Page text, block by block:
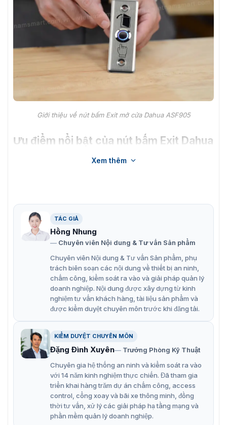
Giới thiệu về nút bấm Exit mở cửa Dahua ASF905
Ưu điểm nổi bật của nút bấm Exit Dahua
giản trong thiết kế và dễ dàng bảo trì, vì vậy việc kiểm
tra và bảo trì hệ thống an toàn có thể được thực hiện
một cách dễ dàng và nhanh chóng.
Thiết kế với mạch chuyên nghiệp, loại bỏ các lỗi cơ
học có thể xảy ra.
Đã trải qua kiểm tra độ bền 500.000 lần
Vận hành liên tục 24/24 mà không gặp sự cố, giảm
thiểu việc bảo trì và sửa chữa.
tương thích với nhiều loại cửa và hệ thống kiểm soát
truy cập khác nhau.
Đảm bảo tính thống nhất và tương thích tốt giữa các
thiết bị trong hệ thống, tương thích với các phụ kiện
đã được chỉ định sẵn.
Nút bấm Exit ASF905 thường được lắp đặt gần các
cửa thoát hiểm, cửa ra vào chính hoặc trong các khu
Xem thêm
TÁC GIẢ
Hồng Nhung
Chuyên viên Nội dung & Tư vấn Sản phẩm
Chuyên viên Nội dung & Tư vấn Sản phẩm, phụ
trách biên soạn các nội dung về thiết bị an ninh,
chấm công, kiểm soát ra vào và giải pháp quản lý
doanh nghiệp. Nội dung được xây dựng từ kinh
nghiệm tư vấn khách hàng, tài liệu sản phẩm và
được kiểm duyệt chuyên môn trước khi đăng tải.
KIỂM DUYỆT CHUYÊN MÔN
Đặng Đình Xuyên
Trưởng Phòng Kỹ Thuật
Chuyên gia hệ thống an ninh và kiểm soát ra vào
với 14 năm kinh nghiệm thực chiến. Đã tham gia
triển khai hàng trăm dự án chấm công, access
control, cổng xoay và bãi xe thông minh, đồng
thời tư vấn, xử lý các giải pháp hạ tầng mạng và
phần mềm quản lý doanh nghiệp.